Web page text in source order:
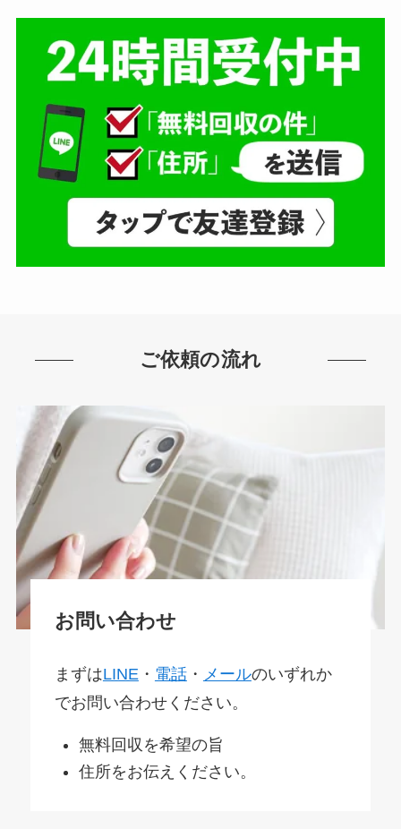
ご依頼の流れ
お問い合わせ
まずはLINE ・ 電話・ メールのいずれか
でお問い合わせください。
無料回収を希望の旨
住所をお伝えください。